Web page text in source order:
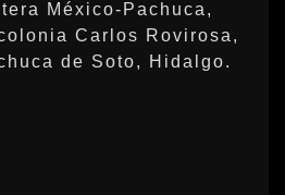
México-Pachuca,
Carlos Rovirosa,
de Soto, Hidalgo.